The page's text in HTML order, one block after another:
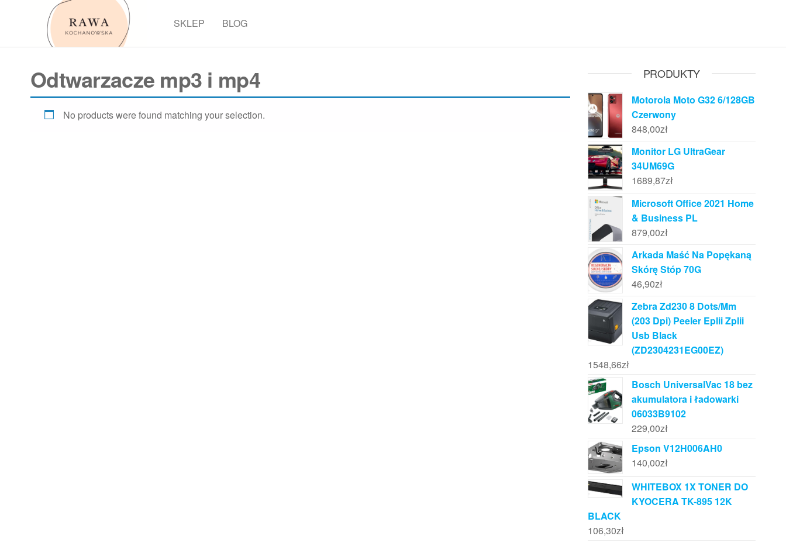
SKLEP BLOG
Odtwarzacze mp3 i mp4
No products were found matching your selection.
PRODUKTY
Motorola Moto G32 6/128GB
Czerwony
848,00zł
Monitor LG UltraGear
34UM69G
1689,87zł
Microsoft Office 2021 Home
& Business PL
879,00zł
Arkada Maść Na Popękaną
Skórę Stóp 70G
46,90zł
Zebra Zd230 8 Dots/Mm
(203 Dpi) Peeler Eplii Zplii
Usb Black
(ZD2304231EG00EZ)
1548,66zł
Bosch UniversalVac 18 bez
akumulatora i ładowarki
06033B9102
229,00zł
Epson V12H006AH0
140,00zł
WHITEBOX 1X TONER DO
KYOCERA TK-895 12K
BLACK
106,30zł